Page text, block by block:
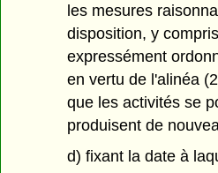
les mesures
disposition, y
expressément
en vertu de l'alinéa
que les activités se
produisent de
d) fixant la date à